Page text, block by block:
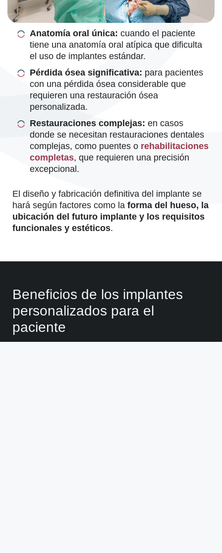
Anatomía oral única: cuando el paciente
tiene una anatomía oral atípica que dificulta
el uso de implantes estándar.
Pérdida ósea significativa: para pacientes
con una pérdida ósea considerable que
requieren una restauración ósea
personalizada.
Restauraciones complejas: en casos
donde se necesitan restauraciones dentales
complejas, como puentes o rehabilitaciones
completas, que requieren una precisión
excepcional.
El diseño y fabricación definitiva del implante se
hará según factores como la forma del hueso, la
ubicación del futuro implante y los requisitos
funcionales y estéticos.
Beneficios de los implantes
personalizados para el
paciente